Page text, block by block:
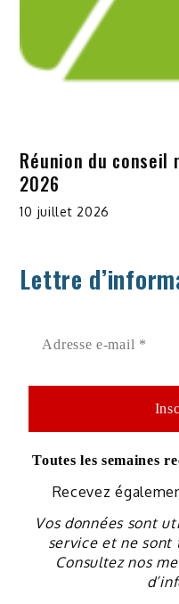
Réunion du
2026
10 juillet 2026
Lettre
Toutes les semaines
Recevez
Vos données sont
service et ne sont
Consultez nos